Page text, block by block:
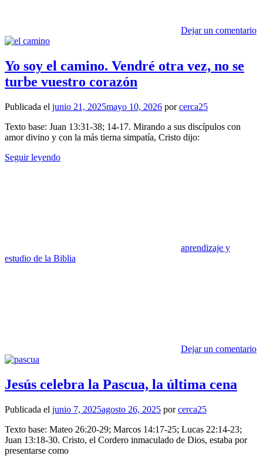
Dejar un comentario
Yo soy el camino. Vendré otra vez, no se
turbe vuestro corazón
Publicada el junio 21, 2025mayo 10, 2026 porcerca25
Texto base: Juan 13:31-38; 14-17. Mirando a sus discípulos con
amor divino y con la más tierna simpatía, Cristo dijo:
Seguir leyendo
aprendizaje y
estudio de la Biblia
Dejar un comentario
Jesús celebra la Pascua, la última cena
Publicada el junio 7, 2025agosto 26, 2025 porcerca25
Texto base: Mateo 26:20-29; Marcos 14:17-25; Lucas 22:14-23;
Juan 13:18-30. Cristo, el Cordero inmaculado de Dios, estaba por
presentarse como